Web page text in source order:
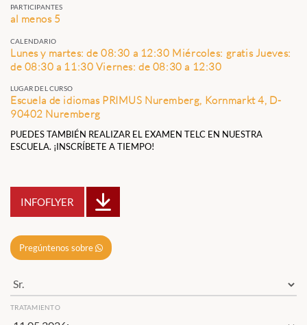
PARTICIPANTES
al menos 5
CALENDARIO
Lunes y martes: de 08:30 a 12:30 Miércoles: gratis Jueves:
de 08:30 a 11:30 Viernes: de 08:30 a 12:30
LUGAR DEL CURSO
Escuela de idiomas PRIMUS Nuremberg, Kornmarkt 4, D-
90402 Nuremberg
PUEDES TAMBIÉN REALIZAR EL EXAMEN TELC EN NUESTRA
ESCUELA. ¡INSCRÍBETE A TIEMPO!
INFOFLYER
Pregúntenos sobre
TRATAMIENTO